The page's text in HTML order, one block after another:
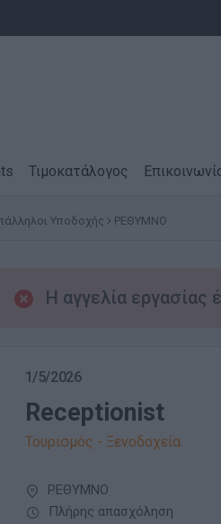
Τιμοκατάλογος
Υποδοχής ΡΕΘΥΜΝΟ
Η αγγελία εργασίας
1/5/2026
Receptionist
Τουρισμός - Ξενοδοχεία
ΡΕΘΥΜΝΟ
Πλήρης απασχόληση